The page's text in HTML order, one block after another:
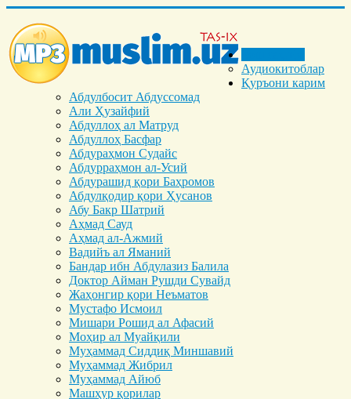
Аудиокитоблар
Қуръони карим
Абдулбосит Абдуссомад
Али Ҳузайфий
Абдуллоҳ ал Матруд
Абдуллоҳ Басфар
Абдураҳмон Судайс
Абдурраҳмон ал-Усий
Абдурашид қори Баҳромов
Абдулқодир қори Ҳусанов
Абу Бакр Шатрий
Аҳмад Сауд
Аҳмад ал-Ажмий
Вадийъ ал Яманий
Бандар ибн Абдулазиз Балила
Доктор Айман Рушди Сувайд
Жаҳонгир қори Неъматов
Мустафо Исмоил
Мишари Рошид ал Афасий
Моҳир ал Муайқили
Муҳаммад Cиддиқ Миншавий
Муҳаммад Жибрил
Муҳаммад Айюб
Машҳур қорилар